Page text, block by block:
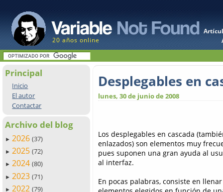
20 años online
Principal
Inicio
El autor
Contactar
Archivo del blog
► 2026 (37)
► 2025 (72)
► 2024 (80)
► 2023 (71)
► 2022 (79)
Desplegables en
lunes, 30 de junio de 2008
Los desplegables en cascada
enlazados) son elementos muy
pues suponen una gran ayuda al
al interfaz.
En pocas palabras, consiste en